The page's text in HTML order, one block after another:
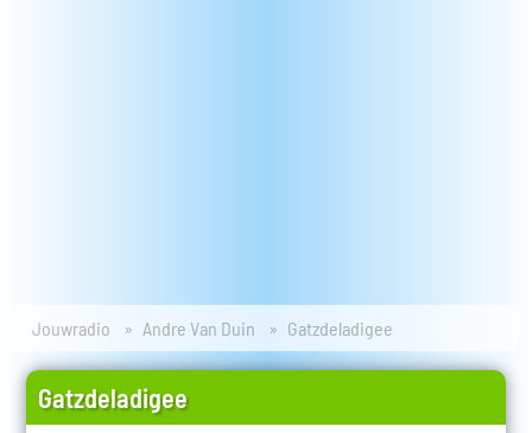
Jouwradio Andre Van Duin Gatzdeladigee
Gatzdeladigee